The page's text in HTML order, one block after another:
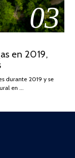
03
en 2019,
durante 2019 y se
en …